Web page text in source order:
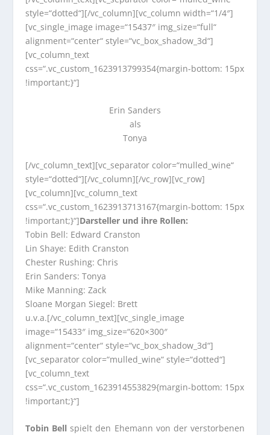
style=“dotted“][/vc_column][vc_column width=“1/4″]
[vc_single_image image=“15437″ img_size=“full“
alignment=“center“ style=“vc_box_shadow_3d“]
[vc_column_text
css=“.vc_custom_1623913799354{margin-bottom: 15px
!important;}“]
Erin Sanders
als
Tonya
[/vc_column_text][vc_separator color=“mulled_wine“
style=“dotted“][/vc_column][/vc_row][vc_row]
[vc_column][vc_column_text
css=“.vc_custom_1623913713167{margin-bottom: 15px
!important;}“]Darsteller und ihre Rollen:
Tobin Bell: Edward Cranston
Lin Shaye: Edith Cranston
Chester Rushing: Chris
Erin Sanders: Tonya
Mike Manning: Zack
Sloane Morgan Siegel: Brett
u.v.a.[/vc_column_text][vc_single_image
image=“15433″ img_size=“620×300″
alignment=“center“ style=“vc_box_shadow_3d“]
[vc_separator color=“mulled_wine“ style=“dotted“]
[vc_column_text
css=“.vc_custom_1623914553829{margin-bottom: 15px
!important;}“]
Tobin Bell spielt den Ehemann von der verstorbenen